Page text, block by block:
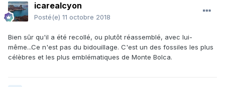
icarealcyon
Posté(e) 11 octobre 2018
Bien sûr qu'il a été recollé, ou plutôt réassemblé, avec lui-
même...Ce n'est pas du bidouillage. C'est un des fossiles les plus
célèbres et les plus emblématiques de Monte Bolca.